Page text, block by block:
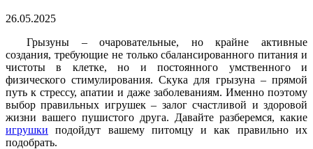
26.05.2025
Грызуны – очаровательные, но крайне активные
создания, требующие не только сбалансированного питания и
чистоты в клетке, но и постоянного умственного и
физического стимулирования. Скука для грызуна – прямой
путь к стрессу, апатии и даже заболеваниям. Именно поэтому
выбор правильных игрушек – залог счастливой и здоровой
жизни вашего пушистого друга. Давайте разберемся, какие
игрушки подойдут вашему питомцу и как правильно их
подобрать.